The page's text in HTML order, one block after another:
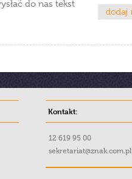
do nas tekst
Kontakt:
12 619 95 00
sekretariat@znak.com.pl